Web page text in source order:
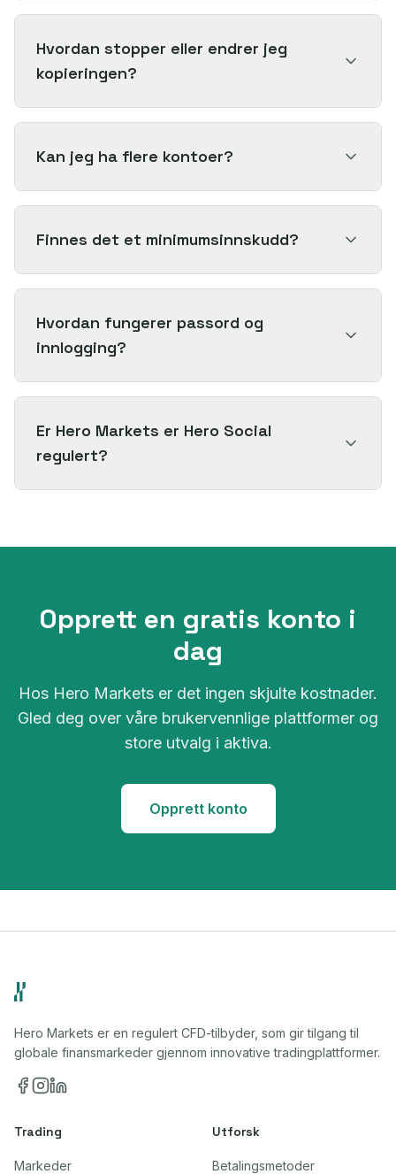
Hvordan stopper eller endrer jeg
kopieringen?
Kan jeg ha flere kontoer?
Finnes det et minimumsinnskudd?
Hvordan fungerer passord og
innlogging?
Er Hero Markets er Hero Social
regulert?
Opprett en gratis konto i
dag
Hos Hero Markets er det ingen skjulte kostnader.
Gled deg over våre brukervennlige plattformer og
store utvalg i aktiva.
Opprett konto
Hero Markets er en regulert CFD-tilbyder, som gir tilgang til
globale finansmarkeder gjennom innovative tradingplattformer.
Trading
Markeder
Utforsk
Betalingsmetoder